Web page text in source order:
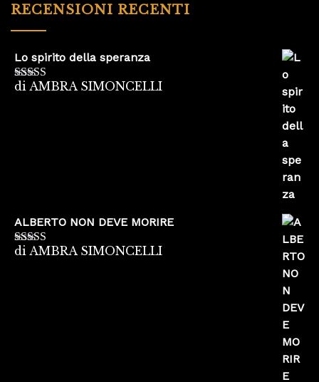
RECENSIONI RECENTI
Lo spirito della speranza
Valutato5su
di AMBRA SIMONCELLI
ALBERTO NON DEVE MORIRE
Valutato5su
di AMBRA SIMONCELLI